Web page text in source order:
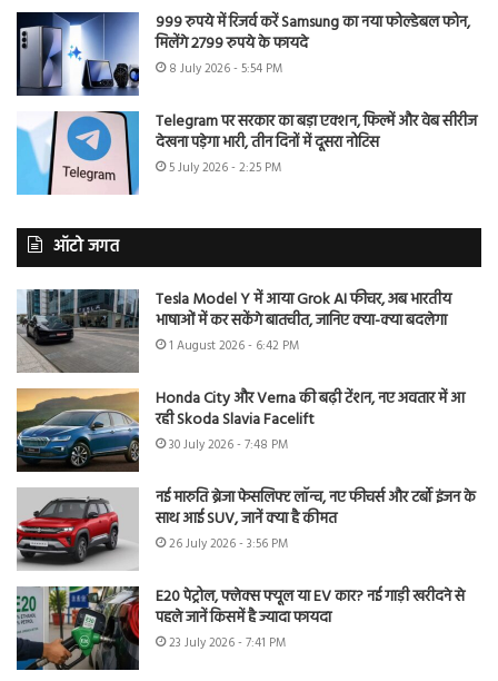
999 रुपये में रिजर्व करें Samsung का नया फोल्डेबल फोन,
मिलेंगे 2799 रुपये के फायदे
8 July 2026 - 5:54 PM
Telegram पर सरकार का बड़ा एक्शन, फिल्में और वेब सीरीज
देखना पड़ेगा भारी, तीन दिनों में दूसरा नोटिस
5 July 2026 - 2:25 PM
ऑटो जगत
Tesla Model Y में आया Grok AI फीचर, अब भारतीय
भाषाओं में कर सकेंगे बातचीत, जानिए क्या-क्या बदलेगा
1 August 2026 - 6:42 PM
Honda City और Verna की बढ़ी टेंशन, नए अवतार में आ
रही Skoda Slavia Facelift
30 July 2026 - 7:48 PM
नई मारुति ब्रेजा फेसलिफ्ट लॉन्च, नए फीचर्स और टर्बो इंजन के
साथ आई SUV, जानें क्या है कीमत
26 July 2026 - 3:56 PM
E20 पेट्रोल, फ्लेक्स फ्यूल या EV कार? नई गाड़ी खरीदने से
पहले जानें किसमें है ज्यादा फायदा
23 July 2026 - 7:41 PM